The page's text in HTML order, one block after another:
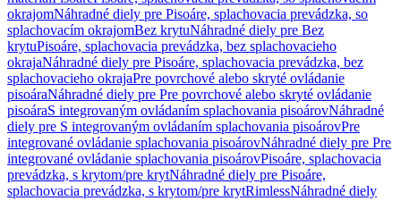
okrajomNáhradné diely pre Pisoáre, splachovacia prevádzka, so
splachovacím okrajomBez krytuNáhradné diely pre Bez
krytuPisoáre, splachovacia prevádzka, bez splachovacieho
okrajaNáhradné diely pre Pisoáre, splachovacia prevádzka, bez
splachovacieho okrajaPre povrchové alebo skryté ovládanie
pisoáraNáhradné diely pre Pre povrchové alebo skryté ovládanie
pisoáraS integrovaným ovládaním splachovania pisoárovNáhradné
diely pre S integrovaným ovládaním splachovania pisoárovPre
integrované ovládanie splachovania pisoárovNáhradné diely pre Pre
integrované ovládanie splachovania pisoárovPisoáre, splachovacia
prevádzka, s krytom/pre krytNáhradné diely pre Pisoáre,
splachovacia prevádzka, s krytom/pre krytRimlessNáhradné diely